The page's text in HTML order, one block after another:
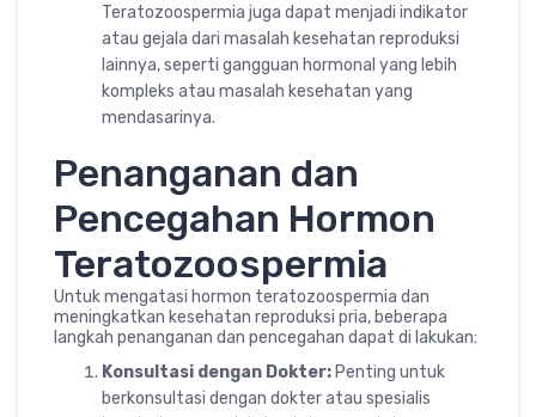
Teratozoospermia juga dapat menjadi indikator
atau gejala dari masalah kesehatan reproduksi
lainnya, seperti gangguan hormonal yang lebih
kompleks atau masalah kesehatan yang
mendasarinya.
Penanganan dan
Pencegahan Hormon
Teratozoospermia
Untuk mengatasi hormon teratozoospermia dan
meningkatkan kesehatan reproduksi pria, beberapa
langkah penanganan dan pencegahan dapat di lakukan:
Konsultasi dengan Dokter: Penting untuk
berkonsultasi dengan dokter atau spesialis